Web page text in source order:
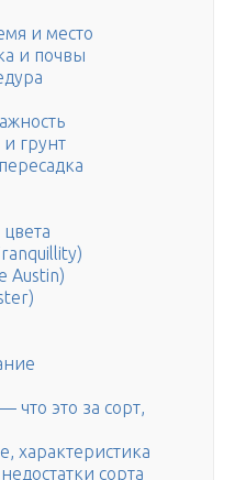
и место
и почвы
грунт
Austin)
что это за сорт,
характеристика
сорта